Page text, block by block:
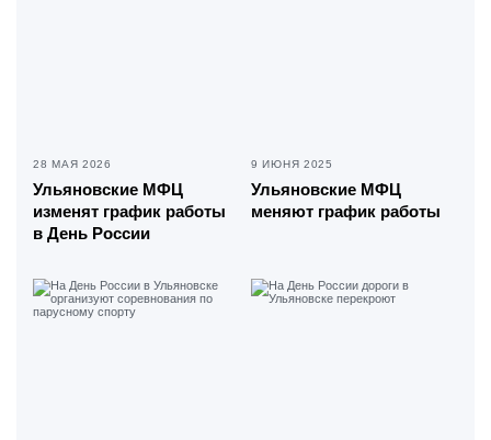
28 МАЯ 2026
Ульяновские МФЦ
изменят график работы
в День России
9 ИЮНЯ 2025
Ульяновские МФЦ
меняют график работы